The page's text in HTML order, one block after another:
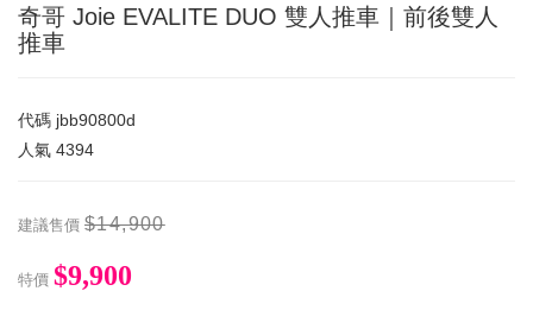
奇哥 Joie EVALITE DUO 雙人推車｜前後雙人
推車
代碼 jbb90800d
人氣 4394
建議售價 $14,900
特價 $9,900